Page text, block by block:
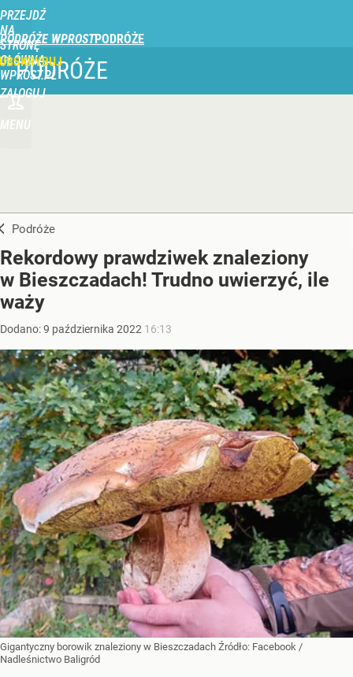
PRZEJDŹ
NA
STRONĘ
GŁÓWNĄ
WPROST.PL
PODRÓŻE WPROST
ZALOGUJ
MENU
PODRÓŻE
Podróże
Rekordowy prawdziwek znaleziony
w Bieszczadach! Trudno uwierzyć, ile
waży
Dodano:9 października 2022 16:13
Gigantyczny borowik znaleziony w Bieszczadach Źródło: Facebook /
Nadleśnictwo Baligród